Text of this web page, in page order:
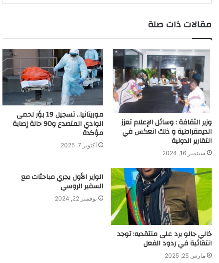
مقالات ذات صلة
وزير الثقافة : وسائل الإعلام تعزز
الديمقراطية و ذلك انعكس في
التقارير الدولية
سبتمبر 16, 2024
موريتانيا.. تسجيل 19 بؤر لحمى
الوادي المتصدع و90 حالة إصابة
مؤكدة
أكتوبر 7, 2025
خالي جالو يرد على منتقديه: توجد
انتقائية في ردود الفعل
مارس 25, 2025
الوزير الأول يجري مباحثات مع
السفير الروسي
نوفمبر 22, 2024